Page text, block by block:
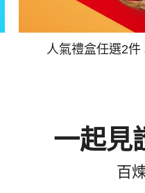
人氣禮盒任選2件
一起見
百